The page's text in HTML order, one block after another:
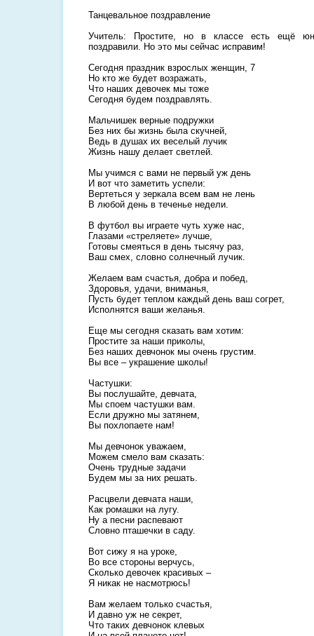
Танцевальное поздравление
Учитель: Простите, но в классе есть ещё
поздравили. Но это мы сейчас исправим!
Сегодня праздник взрослых женщин, 7
Но кто же будет возражать,
Что наших девочек мы тоже
Сегодня будем поздравлять.
Мальчишек верные подружки
Без них бы жизнь была скучней,
Ведь в душах их веселый лучик
Жизнь нашу делает светлей.
Мы учимся с вами не первый уж день
И вот что заметить успели:
Вертеться у зеркала всем вам не лень
В любой день в теченье недели.
В футбол вы играете чуть хуже нас,
Глазами «стреляете» лучше,
Готовы смеяться в день тысячу раз,
Ваш смех, словно солнечный лучик.
Желаем вам счастья, добра и побед,
Здоровья, удачи, вниманья,
Пусть будет теплом каждый день ваш согрет,
Исполнятся ваши желанья.
Еще мы сегодня сказать вам хотим:
Простите за наши приколы,
Без наших девчонок мы очень грустим.
Вы все – украшение школы!
Частушки:
Вы послушайте, девчата,
Мы споем частушки вам.
Если дружно мы затянем,
Вы похлопаете нам!
Мы девчонок уважаем,
Можем смело вам сказать:
Очень трудные задачи
Будем мы за них решать.
Расцвели девчата наши,
Как ромашки на лугу.
Ну а песни распевают
Словно пташечки в саду.
Вот сижу я на уроке,
Во все стороны верчусь,
Сколько девочек красивых –
Я никак не насмотрюсь!
Вам желаем только счастья,
И давно уж не секрет,
Что таких девчонок клевых